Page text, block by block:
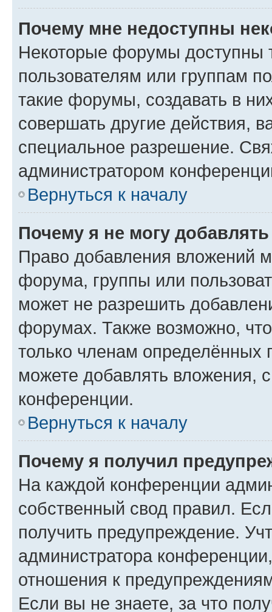
Почему мне недоступны
Некоторые форумы доступны
пользователям или группам
такие форумы, создавать в
совершать другие действия,
специальное разрешение.
администратором
Вернуться к началу
Почему я не могу
Право добавления вложений
форума, группы или
может не разрешить
форумах. Также возможно,
только членам определённых
можете добавлять вложения,
конференции.
Вернуться к началу
Почему я получил
На каждой конференции
собственный свод правил.
получить предупреждение.
администратора
отношения к
Если вы не знаете, за что